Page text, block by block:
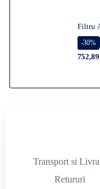
Filtru
-30%
Transport si
Retururi